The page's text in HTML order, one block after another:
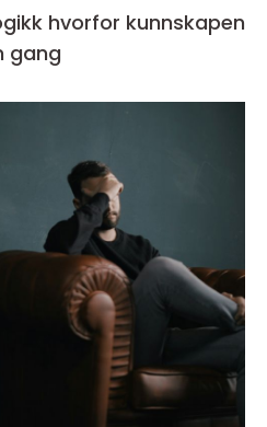
gang